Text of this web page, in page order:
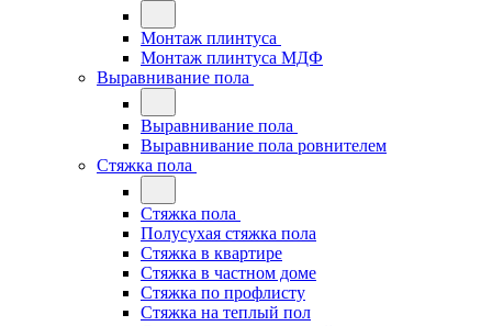
Монтаж плинтуса
Монтаж плинтуса МДФ
Выравнивание пола
Выравнивание пола
Выравнивание пола ровнителем
Стяжка пола
Стяжка пола
Полусухая стяжка пола
Стяжка в квартире
Стяжка в частном доме
Стяжка по профлисту
Стяжка на теплый пол